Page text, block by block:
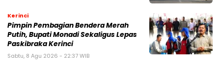
Kerinci
Pimpin Pembagian Bendera Merah
Putih, Bupati Monadi Sekaligus Lepas
Paskibraka Kerinci
Sabtu, 8 Agu 2026 - 22:37 WIB